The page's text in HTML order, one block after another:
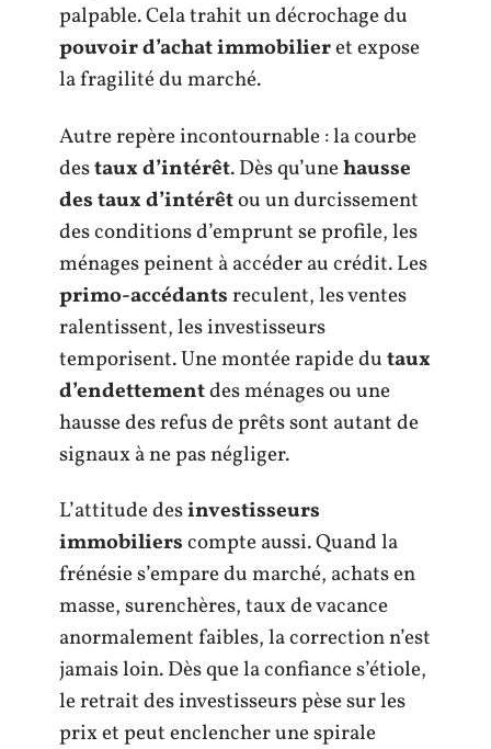
palpable. Cela trahit un décrochage du
pouvoir d’achat immobilieret expose
la fragilité du marché.
Autre repère incontournable : la courbe
destaux d’intérêt. Dès qu’unehausse
des taux d’intérêtou un durcissement
des conditions d’emprunt se profile, les
ménages peinent à accéder au crédit. Les
primo-accédantsreculent, les ventes
ralentissent, les investisseurs
temporisent. Une montée rapide dutaux
d’endettementdes ménages ou une
hausse des refus de prêts sont autant de
signaux à ne pas négliger.
L’attitude desinvestisseurs
immobilierscompte aussi. Quand la
frénésie s’empare du marché, achats en
masse, surenchères, taux de vacance
anormalement faibles, la correction n’est
jamais loin. Dès que la confiance s’étiole,
le retrait des investisseurs pèse sur les
prix et peut enclencher une spirale